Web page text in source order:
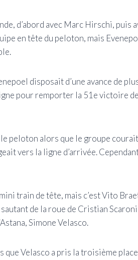
d’abord avec Marc Hirschi, puis
en tête du peloton, mais
disposait d’une avance de
pour remporter la 51e victoire
peloton alors que le groupe
vers la ligne d’arrivée.
train de tête, mais c’est Vito
de la roue de Cristian Scaroni
Simone Velasco.
que Velasco a pris la troisième place